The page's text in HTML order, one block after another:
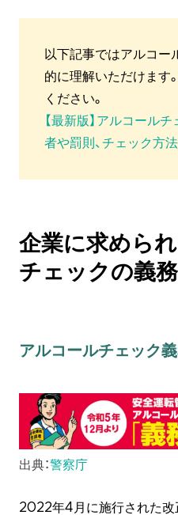
以下記事ではアルコー
的に理解いただけます
ください。
【最新版】アルコール
者や罰則、チェック方法
企業に求めら
チェックの義務
アルコールチェック
出典：警察庁
2022年4月に施行された改